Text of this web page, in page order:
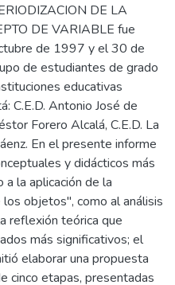
DE LA
DE VARIABLE fue
de 1997 y el 30 de
de estudiantes de grado
educativas
C.E.D. Antonio José de
Forero Alcalá, C.E.D. La
En el presente informe
y didácticos más
la aplicación de la
objetos", como al análisis
reflexión teórica que
más significativos; el
elaborar una propuesta
cinco etapas, presentadas